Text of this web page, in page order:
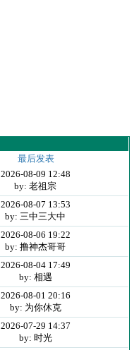
最后发表
2026-08-09 12:48
by: 老祖宗
2026-08-07 13:53
by: 三中三大中
2026-08-06 19:22
by: 撸神杰哥哥
2026-08-04 17:49
by: 相遇
2026-08-01 20:16
by: 为你休克
2026-07-29 14:37
by: 时光